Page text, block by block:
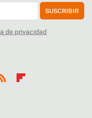
SUSCRIBIR
de privacidad